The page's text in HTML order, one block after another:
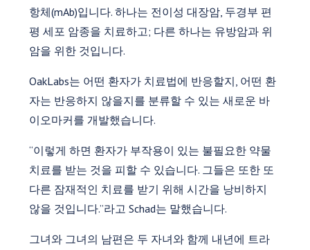
항체(mAb)입니다. 하나는 전이성 대장암, 두경부 편
평 세포 암종을 치료하고; 다른 하나는 유방암과 위
암을 위한 것입니다.
OakLabs는 어떤 환자가 치료법에 반응할지, 어떤 환
자는 반응하지 않을지를 분류할 수 있는 새로운 바
이오마커를 개발했습니다.
“이렇게 하면 환자가 부작용이 있는 불필요한 약물
치료를 받는 것을 피할 수 있습니다. 그들은 또한 또
다른 잠재적인 치료를 받기 위해 시간을 낭비하지
않을 것입니다.”라고 Schad는 말했습니다.
그녀와 그녀의 남편은 두 자녀와 함께 내년에 트라